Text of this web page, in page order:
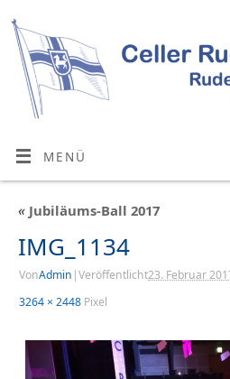
MENÜ
« Jubiläums-Ball 2017
IMG_1134
VonAdmin |Veröffentlicht23. Februar
3264 × 2448 Pixel